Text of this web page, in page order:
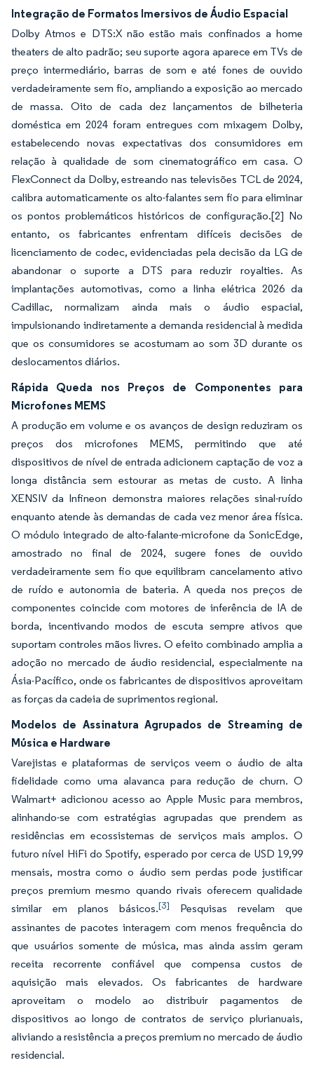
Integração de Formatos Imersivos de Áudio Espacial
Dolby Atmos e DTS:X não estão mais confinados a home
theaters de alto padrão; seu suporte agora aparece em TVs de
preço intermediário, barras de som e até fones de ouvido
verdadeiramente sem fio, ampliando a exposição ao mercado
de massa. Oito de cada dez lançamentos de bilheteria
doméstica em 2024 foram entregues com mixagem Dolby,
estabelecendo novas expectativas dos consumidores em
relação à qualidade de som cinematográfico em casa. O
FlexConnect da Dolby, estreando nas televisões TCL de 2024,
calibra automaticamente os alto-falantes sem fio para eliminar
os pontos problemáticos históricos de configuração.[2] No
entanto, os fabricantes enfrentam difíceis decisões de
licenciamento de codec, evidenciadas pela decisão da LG de
abandonar o suporte a DTS para reduzir royalties. As
implantações automotivas, como a linha elétrica 2026 da
Cadillac, normalizam ainda mais o áudio espacial,
impulsionando indiretamente a demanda residencial à medida
que os consumidores se acostumam ao som 3D durante os
deslocamentos diários.
Rápida Queda nos Preços de Componentes para
Microfones MEMS
A produção em volume e os avanços de design reduziram os
preços dos microfones MEMS, permitindo que até
dispositivos de nível de entrada adicionem captação de voz a
longa distância sem estourar as metas de custo. A linha
XENSIV da Infineon demonstra maiores relações sinal-ruído
enquanto atende às demandas de cada vez menor área física.
O módulo integrado de alto-falante-microfone da SonicEdge,
amostrado no final de 2024, sugere fones de ouvido
verdadeiramente sem fio que equilibram cancelamento ativo
de ruído e autonomia de bateria. A queda nos preços de
componentes coincide com motores de inferência de IA de
borda, incentivando modos de escuta sempre ativos que
suportam controles mãos livres. O efeito combinado amplia a
adoção no mercado de áudio residencial, especialmente na
Ásia-Pacífico, onde os fabricantes de dispositivos aproveitam
as forças da cadeia de suprimentos regional.
Modelos de Assinatura Agrupados de Streaming de
Música e Hardware
Varejistas e plataformas de serviços veem o áudio de alta
fidelidade como uma alavanca para redução de churn. O
Walmart+ adicionou acesso ao Apple Music para membros,
alinhando-se com estratégias agrupadas que prendem as
residências em ecossistemas de serviços mais amplos. O
futuro nível HiFi do Spotify, esperado por cerca de USD 19,99
mensais, mostra como o áudio sem perdas pode justificar
preços premium mesmo quando rivais oferecem qualidade
similar em planos básicos.[3]
Pesquisas revelam que
assinantes de pacotes interagem com menos frequência do
que usuários somente de música, mas ainda assim geram
receita recorrente confiável que compensa custos de
aquisição mais elevados. Os fabricantes de hardware
aproveitam o modelo ao distribuir pagamentos de
dispositivos ao longo de contratos de serviço plurianuais,
aliviando a resistência a preços premium no mercado de áudio
residencial.